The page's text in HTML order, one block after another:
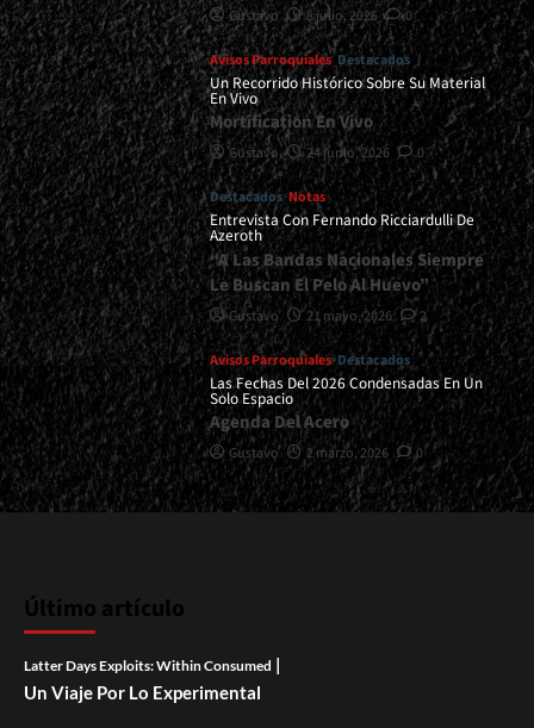
Gustavo 8 julio, 2026 0
Avisos Parroquiales Destacados
Un Recorrido Histórico Sobre Su Material
En Vivo
Mortification En Vivo
Gustavo 24 junio, 2026 0
Destacados Notas
Entrevista Con Fernando Ricciardulli De
Azeroth
“A Las Bandas Nacionales Siempre
Le Buscan El Pelo Al Huevo”
Gustavo 21 mayo, 2026 2
Avisos Parroquiales Destacados
Las Fechas Del 2026 Condensadas En Un
Solo Espacio
Agenda Del Acero
Gustavo 2 marzo, 2026 0
Último artículo
Latter Days Exploits: Within Consumed |
Un Viaje Por Lo Experimental